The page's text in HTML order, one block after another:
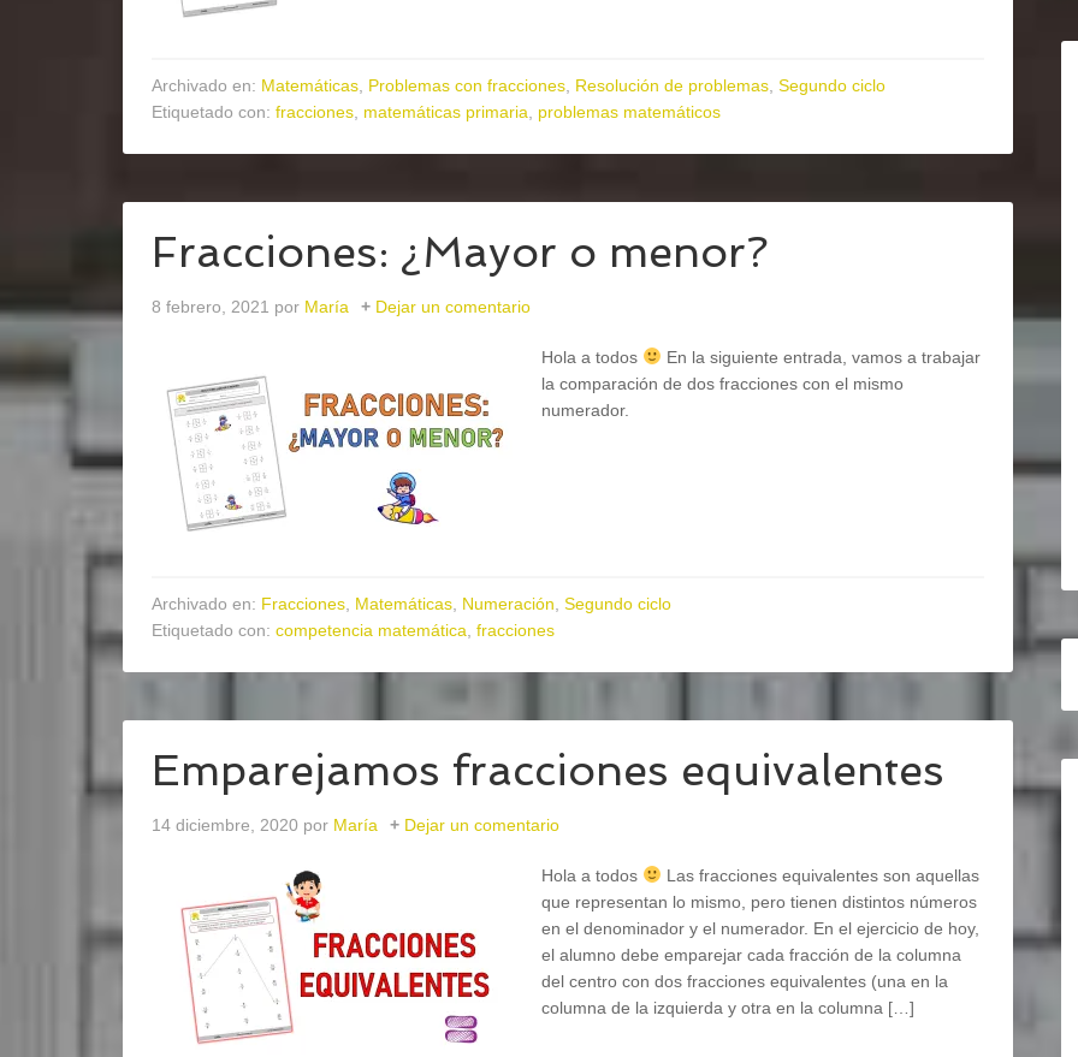
Archivado en: Matemáticas Problemas con fracciones Resolución de problemas Segundo ciclo
Etiquetado con: fracciones matemáticas primaria problemas matemáticos
Fracciones: ¿Mayor o menor?
8 febrero, 2021 por María Dejar un comentario
Hola a todos
En la siguiente entrada, vamos a trabajar
la comparación de dos fracciones con el mismo
numerador.
Archivado en: Fracciones Matemáticas Numeración Segundo ciclo
Etiquetado con: competencia matemática fracciones
Emparejamos fracciones equivalentes
14 diciembre, 2020 por María Dejar un comentario
Hola a todos
Las fracciones equivalentes son aquellas
que representan lo mismo, pero tienen distintos números
en el denominador y el numerador. En el ejercicio de hoy,
el alumno debe emparejar cada fracción de la columna
del centro con dos fracciones equivalentes (una en la
columna de la izquierda y otra en la columna […]